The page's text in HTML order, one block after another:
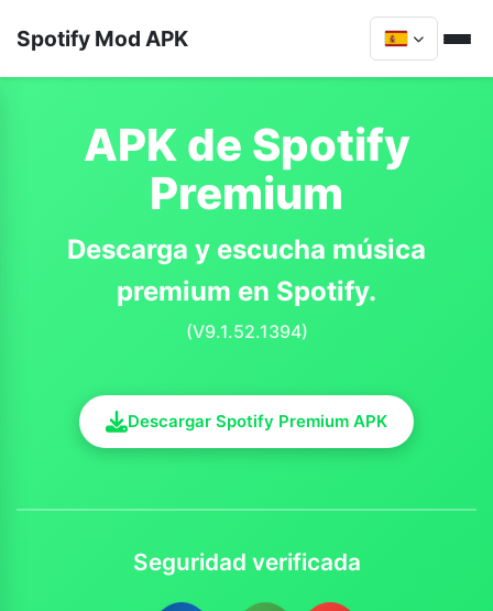
Spotify Mod APK
APK de Spotify
Premium
Descarga y escucha música
premium en Spotify.
(V9.1.52.1394)
Descargar Spotify Premium APK
Seguridad verificada